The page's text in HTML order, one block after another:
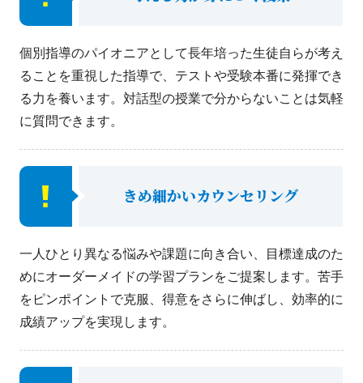
個別指導のパイオニアとして長年培った生徒自らが考え
ることを重視した指導で、テストや受験本番に発揮でき
る力を養います。対話型の授業で分からないことは気軽
に質問できます。
きめ細かいカウンセリング
一人ひとり異なる悩みや課題に向き合い、目標達成のた
めにオーダーメイドの学習プランをご提案します。苦手
をピンポイントで克服、得意をさらに伸ばし、効率的に
成績アップを実現します。